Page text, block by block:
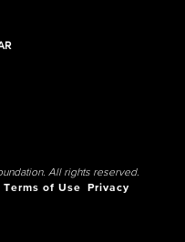
All rights reserved.
Terms of Use
Privacy